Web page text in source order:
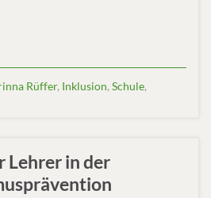
Rüffer, Inklusion, Schule,
Lehrer in der